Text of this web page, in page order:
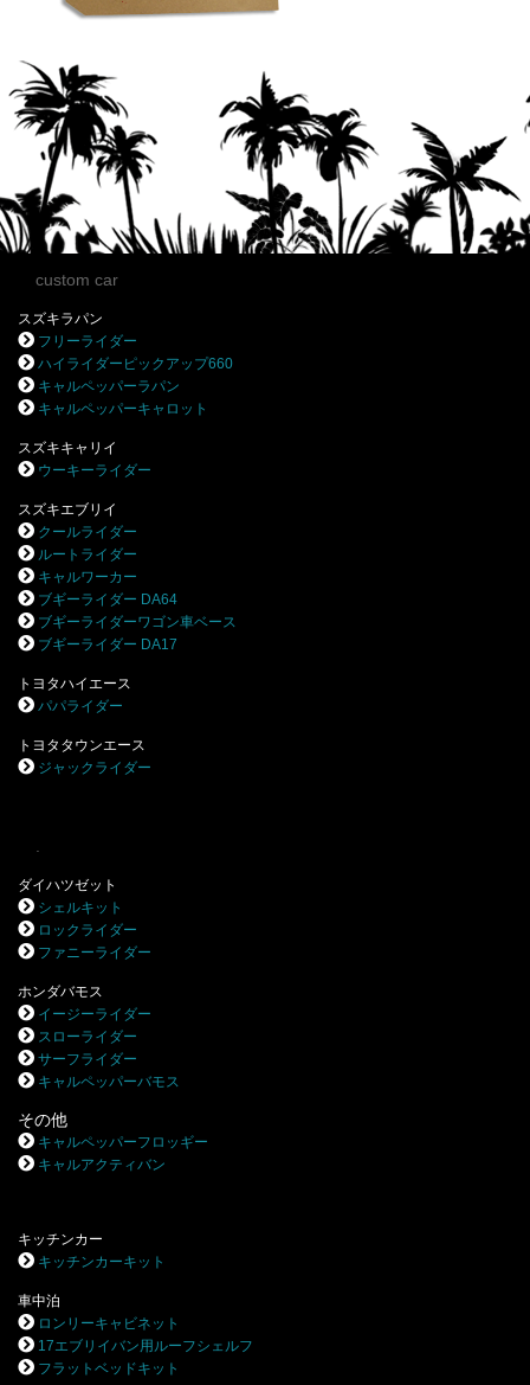
custom car
スズキラパン
フリーライダー
ハイライダーピックアップ660
キャルペッパーラパン
キャルペッパーキャロット
スズキキャリイ
ウーキーライダー
スズキエブリイ
クールライダー
ルートライダー
キャルワーカー
ブギーライダー DA64
ブギーライダーワゴン車ベース
ブギーライダー DA17
トヨタハイエース
パパライダー
トヨタタウンエース
ジャックライダー
ダイハツゼット
シェルキット
ロックライダー
ファニーライダー
ホンダバモス
イージーライダー
スローライダー
サーフライダー
キャルペッパーバモス
その他
キャルペッパーフロッギー
キャルアクティバン
キッチンカー
キッチンカーキット
車中泊
ロンリーキャビネット
17エブリイバン用ルーフシェルフ
フラットベッドキット